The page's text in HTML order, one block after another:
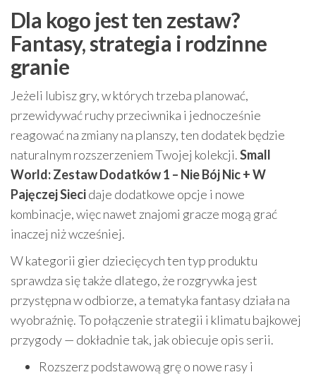
Dla kogo jest ten zestaw?
Fantasy, strategia i rodzinne
granie
Jeżeli lubisz gry, w których trzeba planować,
przewidywać ruchy przeciwnika i jednocześnie
reagować na zmiany na planszy, ten dodatek będzie
naturalnym rozszerzeniem Twojej kolekcji.Small
World: Zestaw Dodatków 1 – Nie Bój Nic + W
Pajęczej Siecidaje dodatkowe opcje i nowe
kombinacje, więc nawet znajomi gracze mogą grać
inaczej niż wcześniej.
W kategorii gier dziecięcych ten typ produktu
sprawdza się także dlatego, że rozgrywka jest
przystępna w odbiorze, a tematyka fantasy działa na
wyobraźnię. To połączenie strategii i klimatu bajkowej
przygody — dokładnie tak, jak obiecuje opis serii.
Rozszerz podstawową grę o nowe rasy i